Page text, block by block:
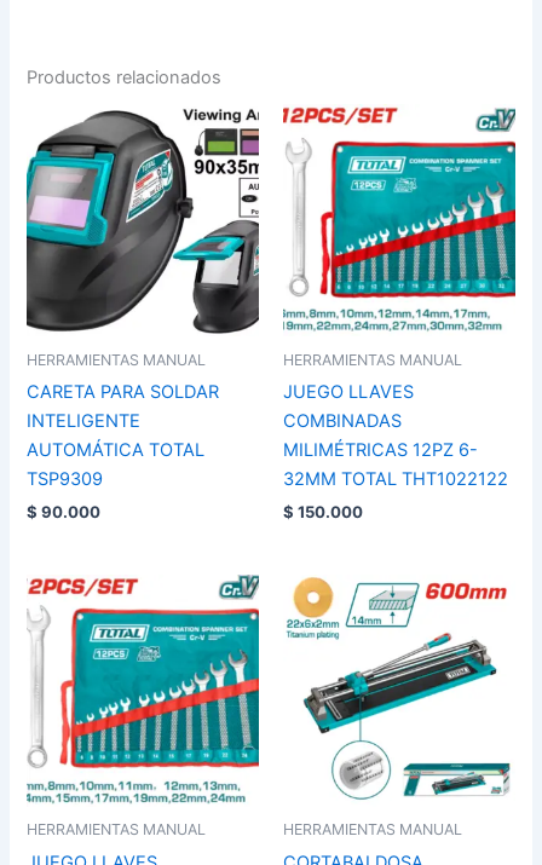
Productos relacionados
HERRAMIENTAS MANUAL
CARETA PARA SOLDAR
INTELIGENTE
AUTOMÁTICA TOTAL
TSP9309
$ 90.000
HERRAMIENTAS MANUAL
JUEGO LLAVES
COMBINADAS
MILIMÉTRICAS 12PZ 6-
32MM TOTAL THT1022122
$ 150.000
HERRAMIENTAS MANUAL HERRAMIENTAS MANUAL